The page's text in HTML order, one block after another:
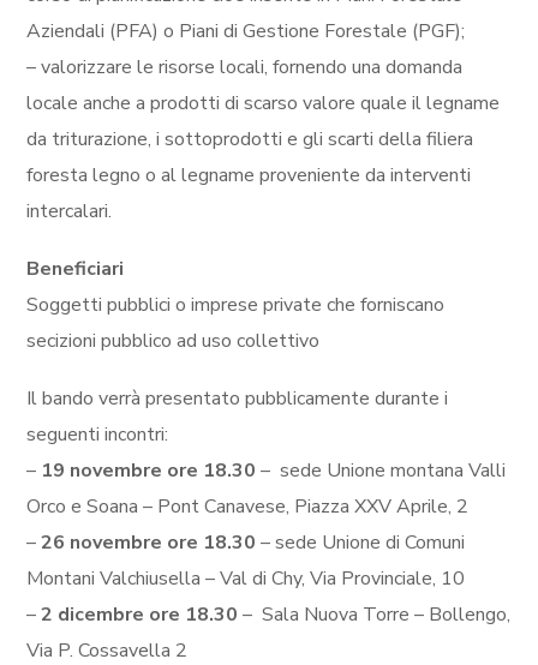
Aziendali (PFA) o Piani di Gestione Forestale (PGF);
– valorizzare le risorse locali, fornendo una domanda
locale anche a prodotti di scarso valore quale il legname
da triturazione, i sottoprodotti e gli scarti della filiera
foresta legno o al legname proveniente da interventi
intercalari.
Beneficiari
Soggetti pubblici o imprese private che forniscano
secizioni pubblico ad uso collettivo
Il bando verrà presentato pubblicamente durante i
seguenti incontri:
– 19 novembre ore 18.30 – sede Unione montana Valli
Orco e Soana – Pont Canavese, Piazza XXV Aprile, 2
–26 novembre ore 18.30 – sede Unione di Comuni
Montani Valchiusella – Val di Chy, Via Provinciale, 10
–2 dicembre ore 18.30 –Sala Nuova Torre – Bollengo,
Via P. Cossavella 2